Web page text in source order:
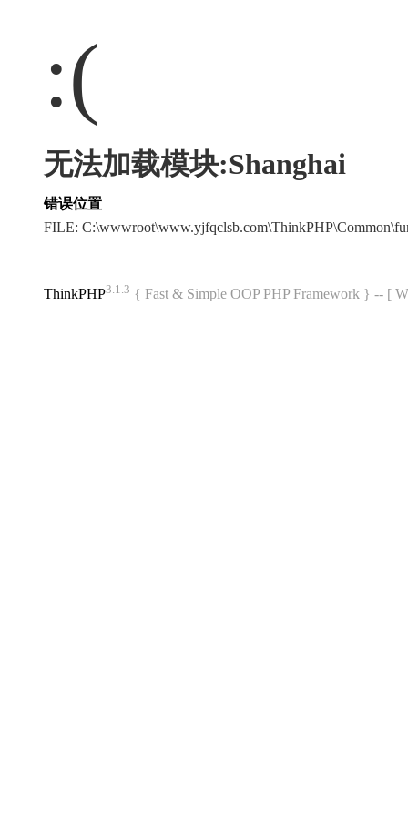
:(
无法加载模块:Shanghai
错误位置
FILE:
ThinkPHP3.1.3 { Fast & Simple OOP PHP Framework } -- [